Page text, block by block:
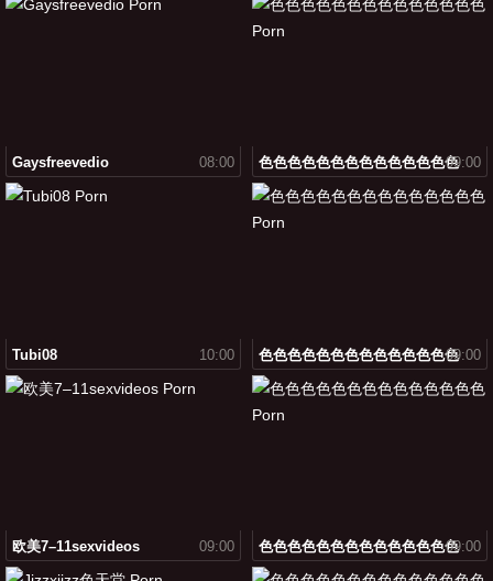
Gaysfreevedio 08:00 色色色色色色色色色色色色色色09:00
Tubi08 10:00 色色色色色色色色色色色色色色09:00
欧美7–11sexvideos 09:00 色色色色色色色色色色色色色色09:00